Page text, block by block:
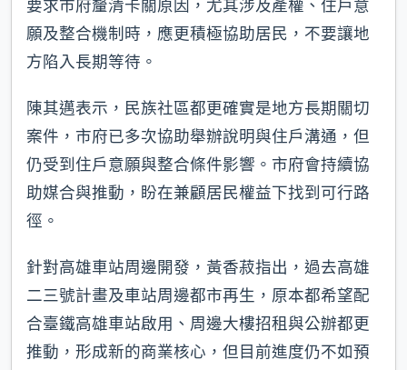
要求市府釐清卡關原因，尤其涉及產權、住戶意
願及整合機制時，應更積極協助居民，不要讓地
方陷入長期等待。
陳其邁表示，民族社區都更確實是地方長期關切
案件，市府已多次協助舉辦說明與住戶溝通，但
仍受到住戶意願與整合條件影響。市府會持續協
助媒合與推動，盼在兼顧居民權益下找到可行路
徑。
針對高雄車站周邊開發，黃香菽指出，過去高雄
二三號計畫及車站周邊都市再生，原本都希望配
合臺鐵高雄車站啟用、周邊大樓招租與公辦都更
推動，形成新的商業核心，但目前進度仍不如預